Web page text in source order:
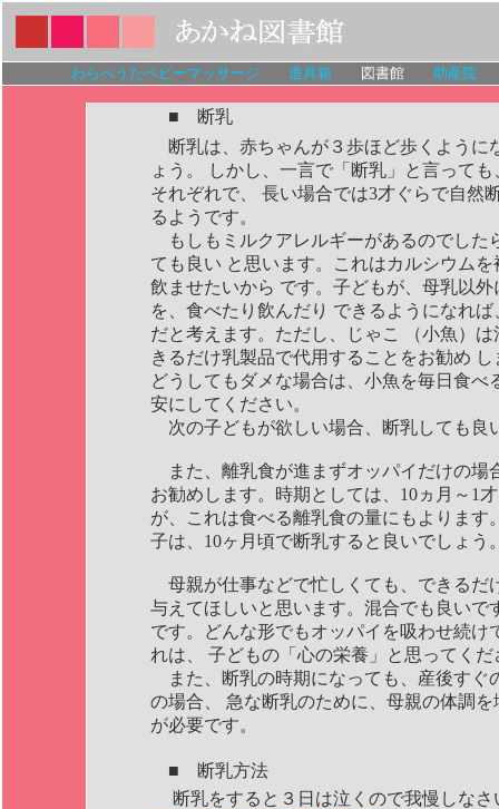
わらべうたベビーマッサージ 道具箱 図書館 助産院
■ 断乳
断乳は、赤ちゃんが３歩ほど歩くように
ょう。 しかし、一言で「断乳」と言って
それぞれで、 長い場合では3才ぐらで自然
るようです。
もしもミルクアレルギーがあるのでした
ても良い と思います。これはカルシウム
飲ませたいから です。子どもが、母乳以
を、食べたり飲んだり できるようになれ
だと考えます。ただし、じゃこ （小魚）
きるだけ乳製品で代用することをお勧め
どうしてもダメな場合は、小魚を毎日食べ
安にしてください。
次の子どもが欲しい場合、断乳しても良
また、離乳食が進まずオッパイだけの場
お勧めします。時期としては、10ヵ月～1
が、これは食べる離乳食の量にもよります
子は、10ヶ月頃で断乳すると良いでしょう
母親が仕事などで忙しくても、できるだ
与えてほしいと思います。混合でも良いで
です。どんな形でもオッパイを吸わせ続け
れは、 子どもの「心の栄養」と思ってくだ
また、断乳の時期になっても、産後すぐ
の場合、 急な断乳のために、母親の体調
が必要です。
■ 断乳方法
断乳をすると３日は泣くので我慢しなさ